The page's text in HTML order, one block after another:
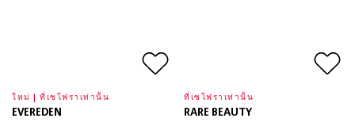
ใหม่ | ที่เซโฟราเท่านั้น
EVEREDEN
ที่เซโฟราเท่านั้น
RARE BEAUTY